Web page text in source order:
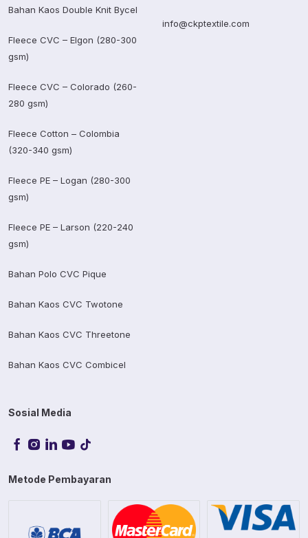
Bahan Kaos Double Knit Bycel
Fleece CVC – Elgon (280-300
gsm)
Fleece CVC – Colorado (260-
280 gsm)
Fleece Cotton – Colombia
(320-340 gsm)
Fleece PE – Logan (280-300
gsm)
Fleece PE – Larson (220-240
gsm)
Bahan Polo CVC Pique
Bahan Kaos CVC Twotone
Bahan Kaos CVC Threetone
Bahan Kaos CVC Combicel
info@ckptextile.com
Sosial Media
Metode Pembayaran